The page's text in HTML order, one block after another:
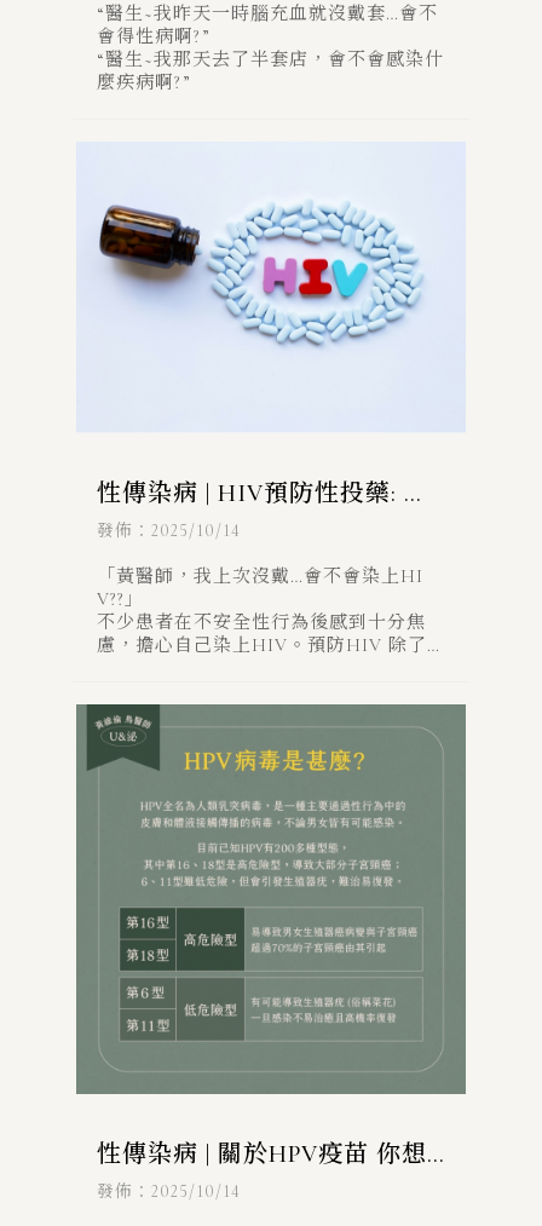
“醫生~我昨天一時腦充血就沒戴套…會不
會得性病啊?”
“醫生~我那天去了半套店，會不會感染什
麼疾病啊?”
性傳染病 | HIV預防性投藥: 事
前事後2大方式
發佈：2025/10/14
「黃醫師，我上次沒戴…會不會染上HI
V??」
不少患者在不安全性行為後感到十分焦
慮，擔心自己染上HIV。預防HIV 除了
性傳染病 | 關於HPV疫苗 你想
知道的事
發佈：2025/10/14